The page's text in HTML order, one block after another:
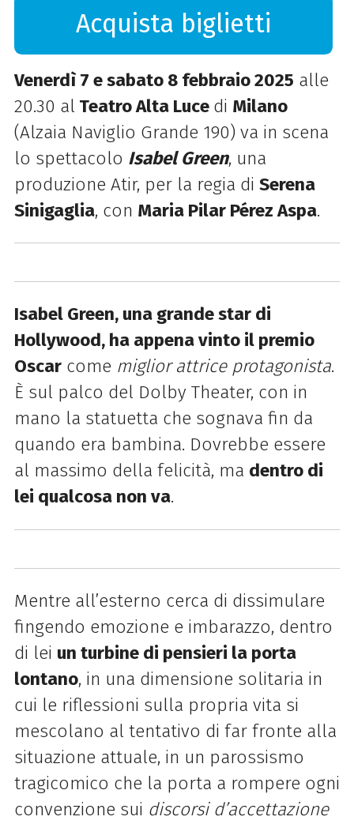
Acquista biglietti
Venerdì 7 e sabato 8 febbraio 2025 alle
20.30 al Teatro Alta Luce di Milano
(Alzaia Naviglio Grande 190) va in scena
lo spettacolo Isabel Green, una
produzione Atir, per la regia di Serena
Sinigaglia, con Maria Pilar Pérez Aspa.
Isabel Green, una grande star di
Hollywood, ha appena vinto il premio
Oscarcome miglior attrice protagonista.
È sul palco del Dolby Theater, con in
mano la statuetta che sognava fin da
quando era bambina. Dovrebbe essere
al massimo della felicità, ma dentro di
lei qualcosa non va.
Mentre all’esterno cerca di dissimulare
fingendo emozione e imbarazzo, dentro
di lei un turbine di pensieri la porta
lontano, in una dimensione solitaria in
cui le riflessioni sulla propria vita si
mescolano al tentativo di far fronte alla
situazione attuale, in un parossismo
tragicomico che la porta a rompere ogni
convenzione sui discorsi d’accettazione